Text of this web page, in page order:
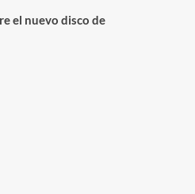
el nuevo disco de